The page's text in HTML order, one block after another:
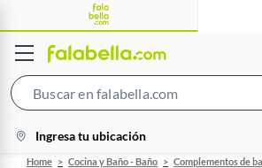
Bar
location-
icon
Ingresa tu ubicación
Home Cocina y Baño - Baño Complementos de